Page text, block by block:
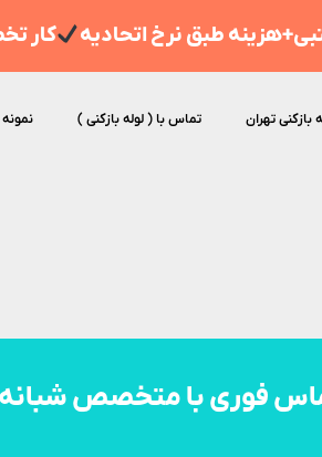
طبق نرخ اتحادیه کار
بازکنی تهران تماس با ( لوله بازکنی )
فوری با متخصص